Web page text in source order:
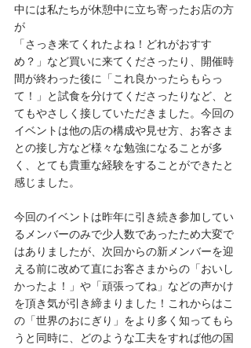
中には私たちが休憩中に立ち寄ったお店の方
が
「さっき来てくれたよね！どれがおすす
め？」など買いに来てくださったり、開催時
間が終わった後に「これ良かったらもらっ
て！」と試食を分けてくださったりなど、と
てもやさしく接していただきました。今回の
イベントは他の店の構成や見せ方、お客さま
との接し方など様々な勉強になることが多
く、とても貴重な経験をすることができたと
感じました。
今回のイベントは昨年に引き続き参加してい
るメンバーのみで少人数であったため大変で
はありましたが、次回からの新メンバーを迎
える前に改めて直にお客さまからの「おいし
かったよ！」や「頑張ってね」などの声かけ
を頂き気が引き締まりました！これからはこ
の「世界のおにぎり」をより多く知ってもら
うと同時に、どのような工夫をすれば他の国